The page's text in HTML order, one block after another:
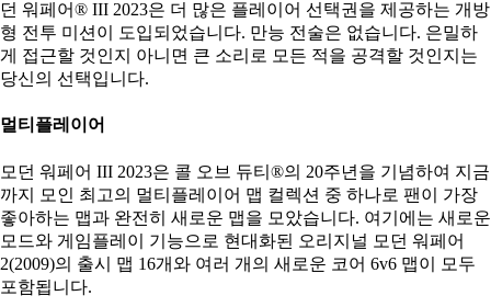
던 워페어® III 2023은 더 많은 플레이어 선택권을 제공하는 개방
형 전투 미션이 도입되었습니다. 만능 전술은 없습니다. 은밀하
게 접근할 것인지 아니면 큰 소리로 모든 적을 공격할 것인지는
당신의 선택입니다.
멀티플레이어
모던 워페어 III 2023은 콜 오브 듀티®의 20주년을 기념하여 지금
까지 모인 최고의 멀티플레이어 맵 컬렉션 중 하나로 팬이 가장
좋아하는 맵과 완전히 새로운 맵을 모았습니다. 여기에는 새로운
모드와 게임플레이 기능으로 현대화된 오리지널 모던 워페어
2(2009)의 출시 맵 16개와 여러 개의 새로운 코어 6v6 맵이 모두
포함됩니다.